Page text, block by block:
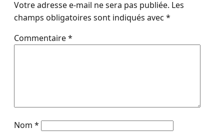
Votre adresse e-mail ne sera pas publiée. Les
champs obligatoires sont indiqués avec *
Commentaire*
Nom *